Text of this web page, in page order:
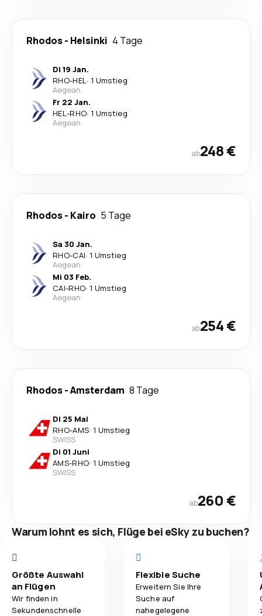
Rhodos- Helsinki 4 Tage
Di 19 Jan.
RHO-HEL· 1 Umstieg
Aegean
Fr 22 Jan.
HEL-RHO· 1 Umstieg
Aegean
ab248 €
Rhodos- Kairo 5 Tage
Sa 30 Jan.
RHO-CAI· 1 Umstieg
Aegean
Mi 03 Feb.
CAI-RHO· 1 Umstieg
Aegean
ab254 €
Rhodos-Amsterdam 8 Tage
Di 25 Mai
RHO-AMS· 1 Umstieg
SWISS
Di 01 Juni
AMS-RHO· 1 Umstieg
SWISS
ab260 €
Warum lohnt es sich, Flüge bei eSky zu buchen?
Größte Auswahl
an Flügen
Wir finden in
Sekundenschnelle
Flexible Suche
Erweitern Sie Ihre
Suche auf
nahegelegene